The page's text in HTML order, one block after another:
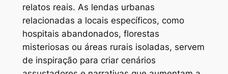
relatos reais. As lendas urbanas
relacionadas a locais específicos, como
hospitais abandonados, florestas
misteriosas ou áreas rurais isoladas, servem
de inspiração para criar cenários